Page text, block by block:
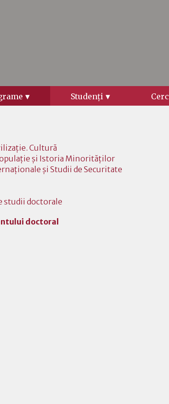
Studenţi
Cultură
şi Istoria Minorităţilor
şi Studii de Securitate
studii doctorale
doctoral